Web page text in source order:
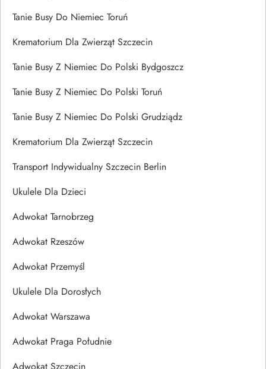
Tanie Busy Do Niemiec Toruń
Krematorium Dla Zwierząt Szczecin
Tanie Busy Z Niemiec Do Polski Bydgoszcz
Tanie Busy Z Niemiec Do Polski Toruń
Tanie Busy Z Niemiec Do Polski Grudziądz
Krematorium Dla Zwierząt Szczecin
Transport Indywidualny Szczecin Berlin
Ukulele Dla Dzieci
Adwokat Tarnobrzeg
Adwokat Rzeszów
Adwokat Przemyśl
Ukulele Dla Dorosłych
Adwokat Warszawa
Adwokat Praga Południe
Adwokat Szczecin